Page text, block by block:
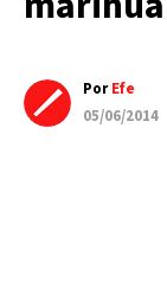
PorEfe
05/06/